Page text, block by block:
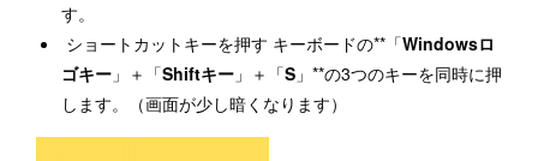
す。
ショートカットキーを押す キーボードの**「Windowsロ
ゴキー 」＋「Shiftキー 」＋「S 」**の3つのキーを同時に押
します。（画面が少し暗くなります）